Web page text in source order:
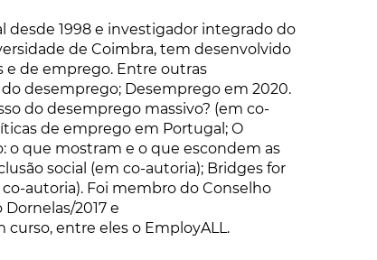
desde 1998 e investigador integrado do
de Coimbra, tem desenvolvido
e de emprego. Entre outras
desemprego; Desemprego em 2020.
do desemprego massivo? (em co-
de emprego em Portugal; O
o que mostram e o que escondem as
social (em co-autoria); Bridges for
autoria). Foi membro do Conselho
2017 e
entre eles o EmployALL.